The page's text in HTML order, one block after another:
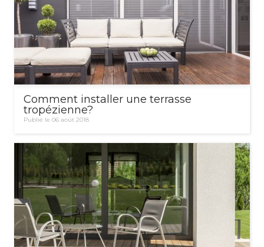
Comment installer une terrasse
tropézienne?
Publié le 06 août 2018